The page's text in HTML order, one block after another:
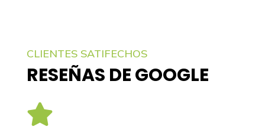
CLIENTES SATIFECHOS
RESEÑAS DE GOOGLE
